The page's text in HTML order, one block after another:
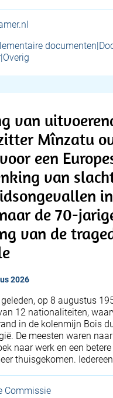
van
Mînzatu
een
van
de 70-
van de
2026
op 8 augustus
12 nationaliteiten,
in de kolenmijn Bois
De meesten waren
naar werk en een
thuisgekomen.
Commissie